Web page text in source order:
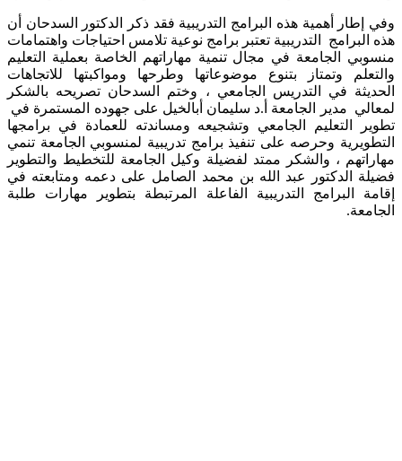
وفي إطار أهمية هذه البرامج التدريبية فقد ذكر الدكتور السدحان أن
هذه البرامج التدريبية تعتبر برامج نوعية تلامس احتياجات واهتمامات
منسوبي الجامعة في مجال تنمية مهاراتهم الخاصة بعملية التعليم
والتعلم وتمتاز بتنوع موضوعاتها وطرحها ومواكبتها للاتجاهات
الحديثة في التدريس الجامعي ، وختم السدحان تصريحه بالشكر
لمعالي مدير الجامعة أ.د سليمان أبالخيل على جهوده المستمرة في
تطوير التعليم الجامعي وتشجيعه ومساندته للعمادة في برامجها
التطويرية وحرصه على تنفيذ برامج تدريبية لمنسوبي الجامعة تنمي
مهاراتهم ، والشكر ممتد لفضيلة وكيل الجامعة للتخطيط والتطوير
فضيلة الدكتور عبد الله بن محمد الصامل على دعمه ومتابعته في
إقامة البرامج التدريبية الفاعلة المرتبطة بتطوير مهارات طلبة
الجامعة. ​